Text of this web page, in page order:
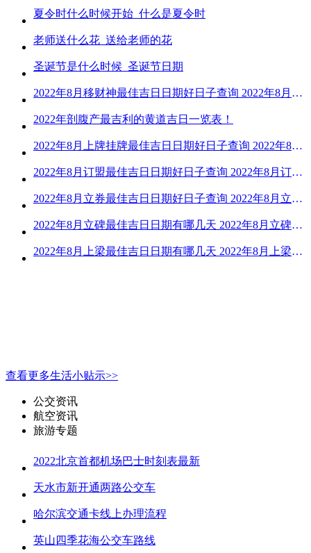
夏令时什么时候开始_什么是夏令时
老师送什么花_送给老师的花
圣诞节是什么时候_圣诞节日期
2022年8月移财神最佳吉日日期好日子查询 2022年8月移财神吉日一览
2022年剖腹产最吉利的黄道吉日一览表！
2022年8月上牌挂牌最佳吉日日期好日子查询 2022年8月上牌吉日精选
2022年8月订盟最佳吉日日期好日子查询 2022年8月订盟黄道吉日一览
2022年8月立券最佳吉日日期好日子查询 2022年8月立券的黄道吉日一览
2022年8月立碑最佳吉日日期有哪几天 2022年8月立碑吉日查询
2022年8月上梁最佳吉日日期有哪几天 2022年8月上梁的黄道吉日
查看更多生活小贴示>>
公交资讯
航空资讯
旅游专题
2022北京首都机场巴士时刻表最新
天水市新开通两路公交车
哈尔滨交通卡线上办理流程
英山四季花海公交车路线